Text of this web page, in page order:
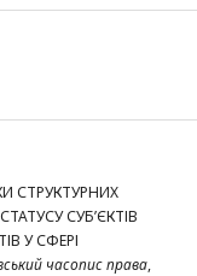
СТРУКТУРНИХ
СУБ’ЄКТІВ
У СФЕРІ
часопис права,